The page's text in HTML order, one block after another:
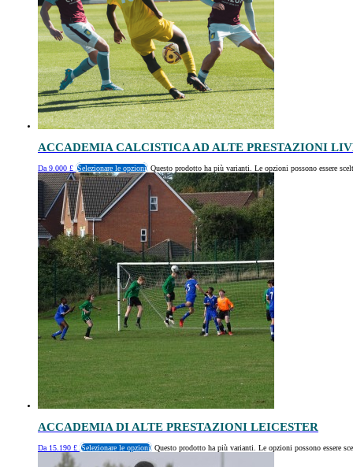
ACCADEMIA CALCISTICA AD ALTE PRESTAZIONI
Da 9.000 £ Selezionare le opzioni Questo prodotto ha più varianti. Le opzioni possono essere
ACCADEMIA DI ALTE PRESTAZIONI LEICESTER
Da 15.190 £ Selezionare le opzioni Questo prodotto ha più varianti. Le opzioni possono essere